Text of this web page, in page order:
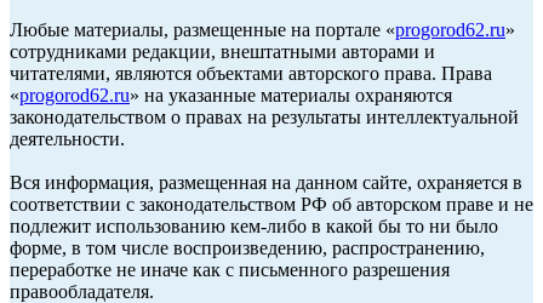
Любые материалы, размещенные на портале «progorod62.ru»
сотрудниками редакции, внештатными авторами и
читателями, являются объектами авторского права. Права
«progorod62.ru» на указанные материалы охраняются
законодательством о правах на результаты интеллектуальной
деятельности.
Вся информация, размещенная на данном сайте, охраняется в
соответствии с законодательством РФ об авторском праве и не
подлежит использованию кем-либо в какой бы то ни было
форме, в том числе воспроизведению, распространению,
переработке не иначе как с письменного разрешения
правообладателя.